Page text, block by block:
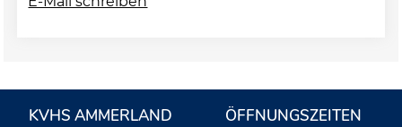
KVHS AMMERLAND ÖFFNUNGSZEITEN